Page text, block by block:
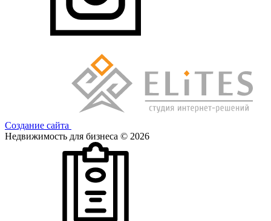
Создание сайта
Недвижимость для бизнеса © 2026